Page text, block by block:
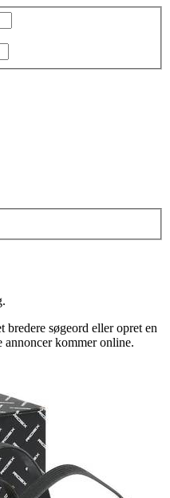
søgeord eller opret en
kommer online.